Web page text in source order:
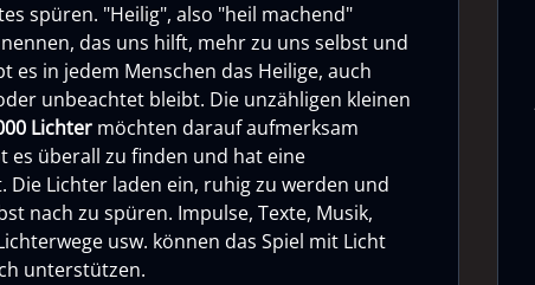
spüren. "Heilig", also "heil machend"
das uns hilft, mehr zu uns selbst und
es in jedem Menschen das Heilige, auch
unbeachtet bleibt. Die unzähligen kleinen
Lichter möchten darauf aufmerksam
es überall zu finden und hat eine
Die Lichter laden ein, ruhig zu werden und
nach zu spüren. Impulse, Texte, Musik,
usw. können das Spiel mit Licht
unterstützen.